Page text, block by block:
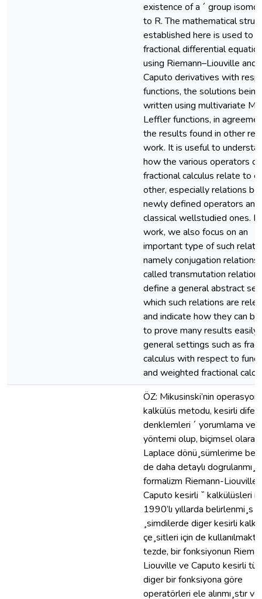
existence of a ´ group
to R. The mathematical
established here is used to
fractional differential
using Riemann–Liouville and
Caputo derivatives with
functions, the solutions being
written using multivariate
Leffler functions, in
the results found in other
work. It is useful to
how the various operators of
fractional calculus relate to
other, especially relations
newly defined operators and
classical wellstudied ones.
work, we also focus on an
important type of such
namely conjugation
called transmutation
define a general abstract
which such relations are
and indicate how they can
to prove many results easily
general settings such as
calculus with respect to
and weighted fractional
ÖZ: Mikusinski’nin
kalkülüs metodu, kesirli
denklemleri ´ yorumlama ve
yöntemi olup, biçimsel olarak
Laplace dönü¸sümlerime
de daha detaylı
formalizm Riemann-Liouville
Caputo kesirli ˘ kalkülüsleri
1990’lı yıllarda belirlenmi¸s
¸simdilerde diger kesirli
çe¸sitleri için de
tezde, bir fonksiyonun
Liouville ve Caputo kesirli
diger bir fonksiyona göre
operatörleri ele alınmı¸stır ve